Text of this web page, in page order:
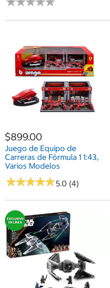
$899.00
Juego de Equipo de
Carreras de Fórmula 1 1:43,
Varios Modelos
★★★★★
★★★★★5.0 (4)